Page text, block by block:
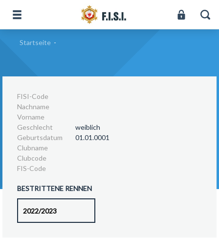
Startseite -
FISI-Code
Nachname
Vorname
Geschlecht
weiblich
Geburtsdatum
01.01.0001
Clubname
Clubcode
FIS-Code
BESTRITTENE RENNEN